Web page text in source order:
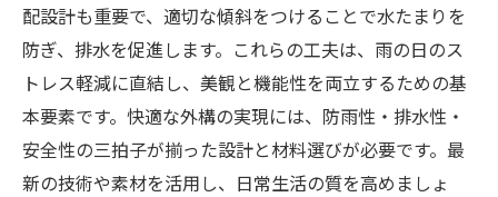
配設計も重要で、適切な傾斜をつけることで水たまりを
防ぎ、排水を促進します。これらの工夫は、雨の日のス
トレス軽減に直結し、美観と機能性を両立するための基
本要素です。快適な外構の実現には、防雨性・排水性・
安全性の三拍子が揃った設計と材料選びが必要です。最
新の技術や素材を活用し、日常生活の質を高めましょ